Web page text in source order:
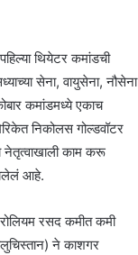
थियेटर कमांडची
सेना, वायुसेना, नौसेना
कमांडमध्ये एकाच
निकोलस गोल्डवॉटर
नेतृत्वाखाली काम करू
आहे.
रसद कमीत कमी
ने काशगर